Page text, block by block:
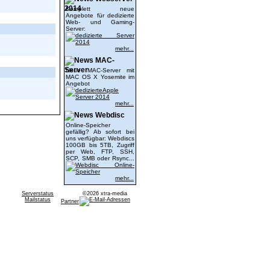
2014
Komplett neue
Angebote für dedizierte
Web- und Gaming-
Server:
mehr...
MAC-
Server
Neue MAC-Server mit
MAC OS X Yosemite im
Angebot
mehr...
Webdisc
Online-Speicher
gefällig? Ab sofort bei
uns verfügbar: Webdiscs
100GB bis 5TB, Zugriff
per Web, FTP, SSH,
SCP, SMB oder Rsync...
mehr...
Serverstatus
Mailstatus
Partner
©2026 xtra-media